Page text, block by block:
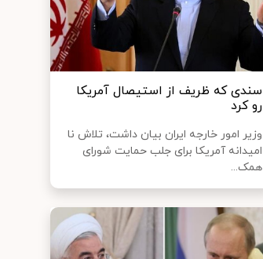
سندی که ظریف از استیصال آمریکا
رو کرد
وزیر امور خارجه ایران بیان داشت، تلاش نا
امیدانه آمریکا برای جلب حمایت شورای
همک...